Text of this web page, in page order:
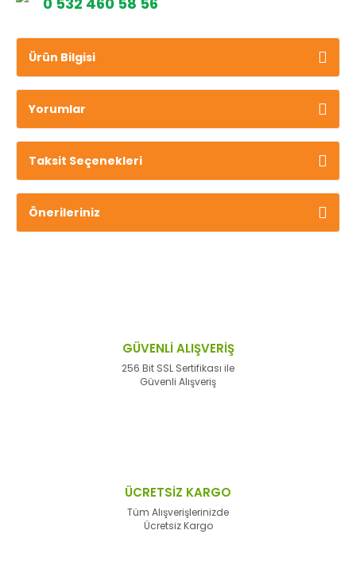
Ürün Bilgisi
Yorumlar
Taksit Seçenekleri
Önerileriniz
GÜVENLİ ALIŞVERİŞ
256 Bit SSL Sertifikası ile
Güvenli Alışveriş
ÜCRETSİZ KARGO
Tüm Alışverişlerinizde
Ücretsiz Kargo